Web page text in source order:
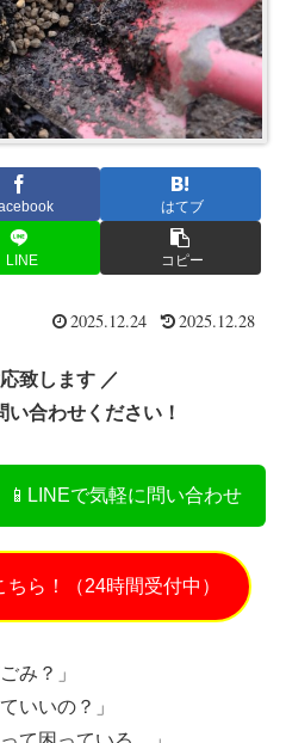
はてブ
LINE コピー
2025.12.24 2025.12.28
致します ／
い合わせください！
📱LINEで気軽に問い合わせ
ら！（24時間受付中）
み？」
いいの？」